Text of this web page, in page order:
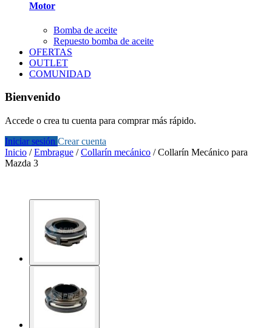
Motor
Bomba de aceite
Repuesto bomba de aceite
OFERTAS
OUTLET
COMUNIDAD
Bienvenido
Accede o crea tu cuenta para comprar más rápido.
Iniciar sesión Crear cuenta
Inicio /Embrague /Collarín mecánico /Collarín Mecánico para
Mazda 3